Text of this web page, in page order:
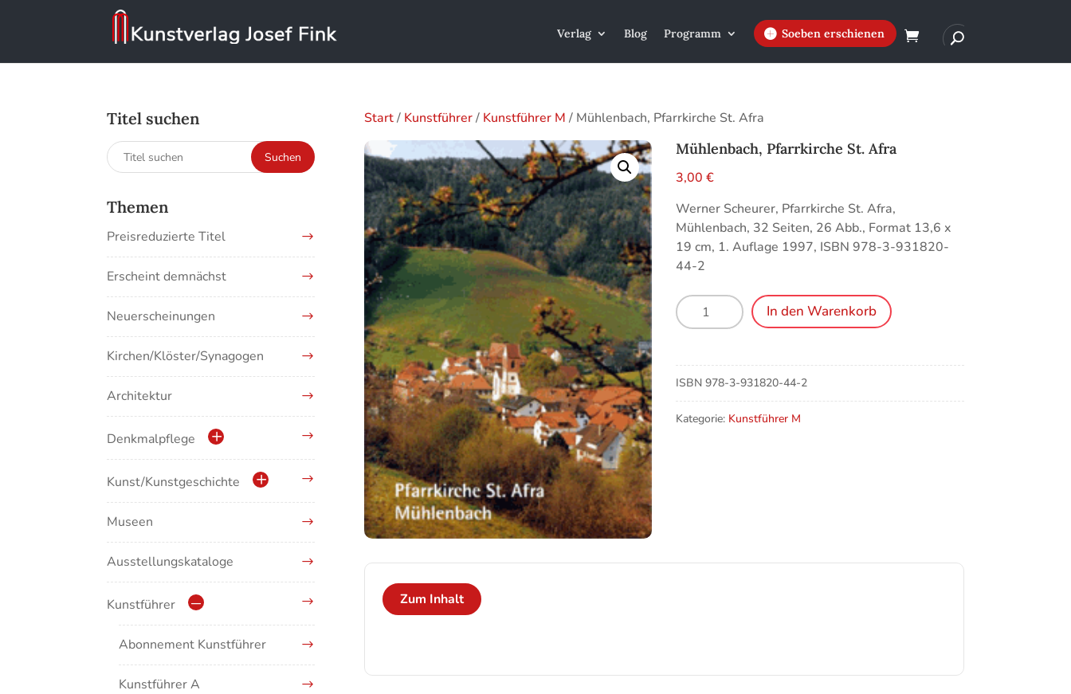
Verlag Blog Programm Soeben erschienen
Start/ Kunstführer/ Kunstführer M / Mühlenbach, Pfarrkirche St. Afra
Mühlenbach, Pfarrkirche St. Afra
3,00€
Werner Scheurer, Pfarrkirche St. Afra,
Mühlenbach, 32 Seiten, 26 Abb., Format 13,6 x
19 cm, 1. Auflage 1997, ISBN 978-3-931820-
44-2
Mühlenbach,
Pfarrkirche
Afra
Menge
In den Warenkorb
ISBN978-3-931820-44-2
Kategorie: Kunstführer M
Zum Inhalt
Titel suchen
Suchen
nach:
Suchen
Themen
Preisreduzierte Titel
Erscheint demnächst
Neuerscheinungen
Kirchen/Klöster/Synagogen
Architektur
Denkmalpflege
Kulturdenkmale in Baden-
Württemberg
Kunst/Kunstgeschichte
Antike/Mittelalter
Renaissance/Barock/19.
Museen
Ausstellungskataloge
Kunstführer
Abonnement Kunstführer
Kunstführer A